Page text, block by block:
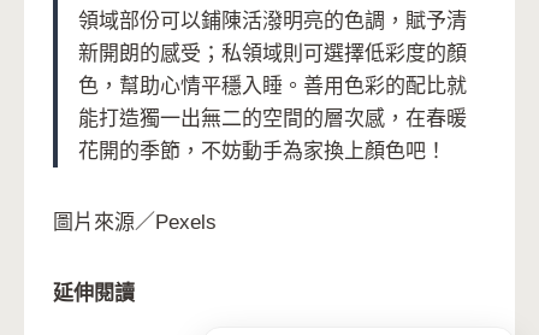
領域部份可以鋪陳活潑明亮的色調，賦予清
新開朗的感受；私領域則可選擇低彩度的顏
色，幫助心情平穩入睡。善用色彩的配比就
能打造獨一出無二的空間的層次感，在春暖
花開的季節，不妨動手為家換上顏色吧！
圖片來源／Pexels
延伸閱讀